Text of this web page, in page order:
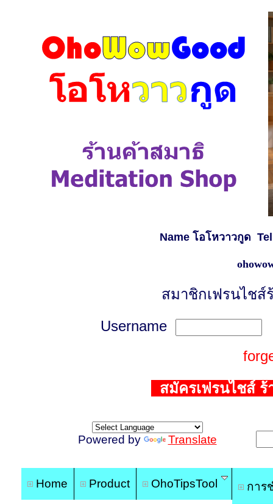
Name โอโหวาวกูด
สมาชิกเฟรนไช
Username
สมัครเฟรนไชส์
Powered by Translate
Home Product OhoTipsTool การ